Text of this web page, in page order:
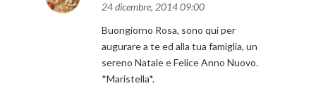
24 dicembre, 2014 09:00
Buongiorno Rosa, sono qui per
augurare a te ed alla tua famiglia, un
sereno Natale e Felice Anno Nuovo.
*Maristella*.